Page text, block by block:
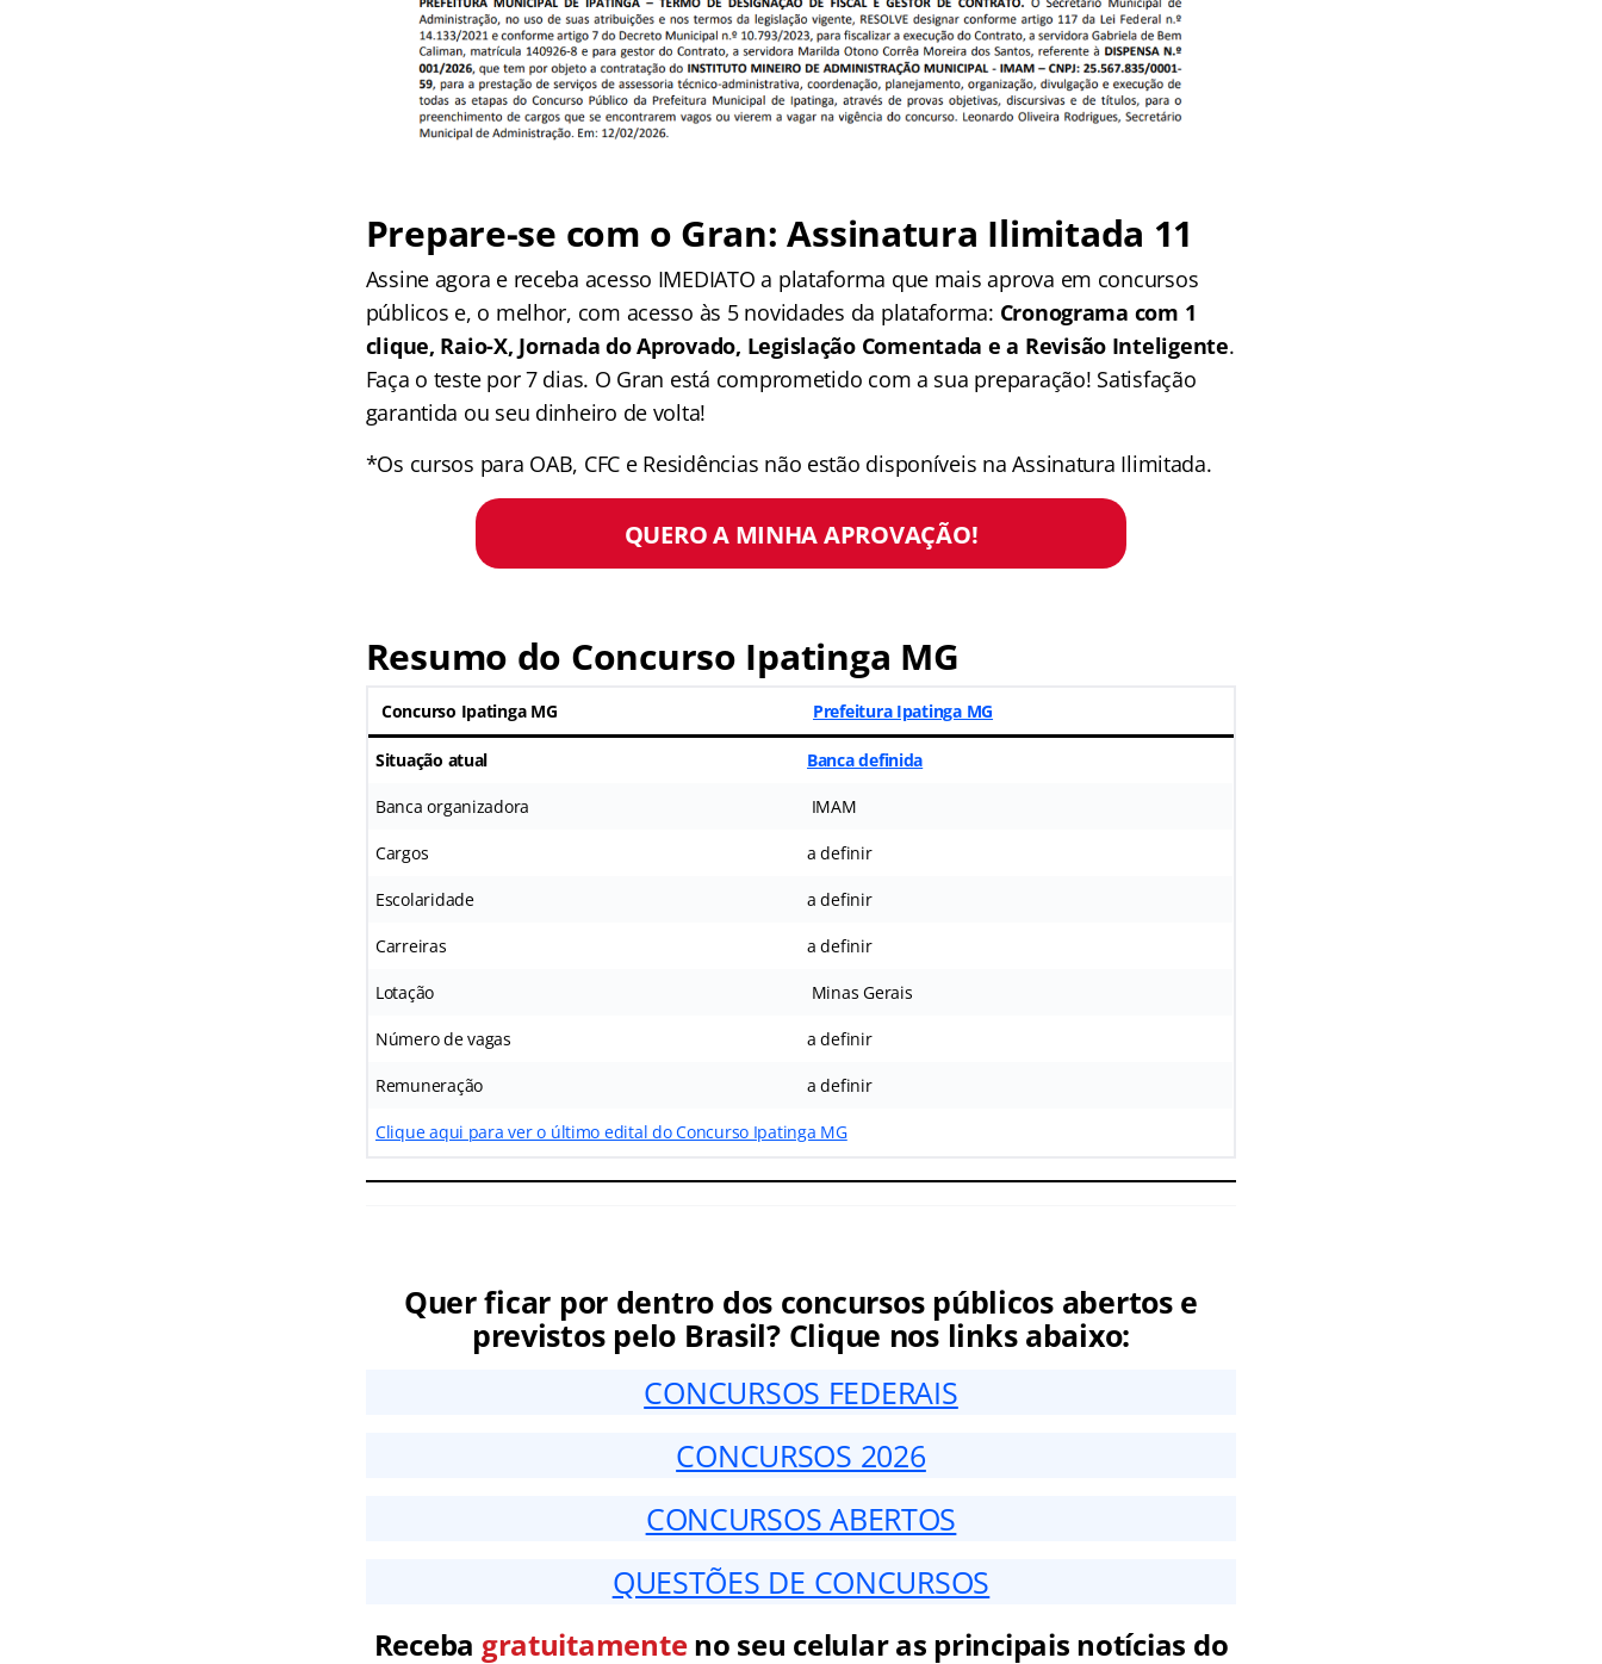
Prepare-se com o Gran: Assinatura Ilimitada 11
Assine agora e receba acesso IMEDIATO a plataforma que mais aprova em concursos
públicos e, o melhor, com acesso às 5 novidades da plataforma: Cronograma com 1
clique, Raio-X, Jornada do Aprovado, Legislação Comentada e a Revisão Inteligente.
Faça o teste por 7 dias. O Gran está comprometido com a sua preparação! Satisfação
garantida ou seu dinheiro de volta!
*Os cursos para OAB, CFC e Residências não estão disponíveis na Assinatura Ilimitada.
QUERO A MINHA APROVAÇÃO!
Resumo do Concurso Ipatinga MG
Concurso Ipatinga MG Prefeitura Ipatinga MG
Situação atual Banca definida
Banca organizadora IMAM
Cargos a definir
Escolaridade a definir
Carreiras a definir
Lotação Minas Gerais
Número de vagas a definir
Remuneração a definir
Clique aqui para ver o último edital do Concurso Ipatinga MG
Quer ficar por dentro dos concursos públicos abertos e
previstos pelo Brasil? Clique nos links abaixo:
CONCURSOS FEDERAIS
CONCURSOS 2026
CONCURSOS ABERTOS
QUESTÕES DE CONCURSOS
Receba gratuitamenteno seu celular as principais notícias do